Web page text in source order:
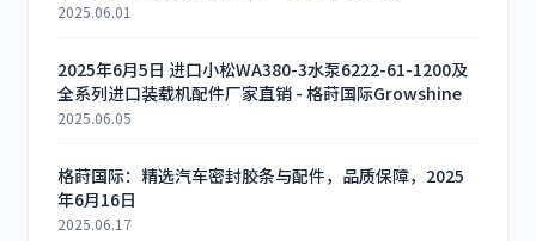
2025.06.01
2025年6月5日 进口小松WA380-3水泵6222-61-1200及
全系列进口装载机配件厂家直销 - 格莳国际Growshine
2025.06.05
格莳国际：精选汽车密封胶条与配件，品质保障，2025
年6月16日
2025.06.17